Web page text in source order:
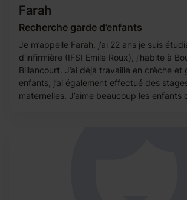
Farah
Recherche garde d’enfants
Je m’appelle Farah, j’ai 22 ans je suis
d’infirmière (IFSI Emile Roux), j’habite à
Billancourt. J’ai déjà travaillé en crèche et
enfants, j’ai également effectué des
maternelles. J’aime beaucoup les enfants